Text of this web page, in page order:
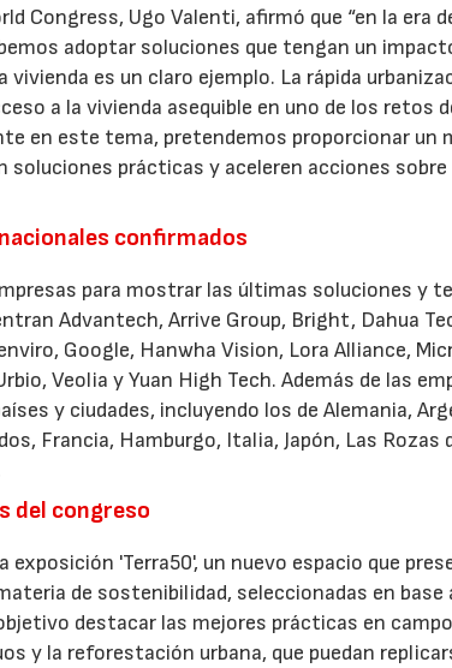
Congress, Ugo Valenti, afirmó que “en la era
adoptar soluciones que tengan un
es un claro ejemplo. La rápida
a la vivienda asequible en uno de los retos
en este tema, pretendemos proporcionar un
prácticas y aceleren acciones sobre
confirmados
para mostrar las últimas soluciones y
Advantech, Arrive Group, Bright, Dahua
Google, Hanwha Vision, Lora Alliance,
Veolia y Yuan High Tech. Además de las
y ciudades, incluyendo los de Alemania,
Francia, Hamburgo, Italia, Japón, Las Rozas
del congreso
exposición 'Terra50', un nuevo espacio que
de sostenibilidad, seleccionadas en
destacar las mejores prácticas en
y la reforestación urbana, que puedan